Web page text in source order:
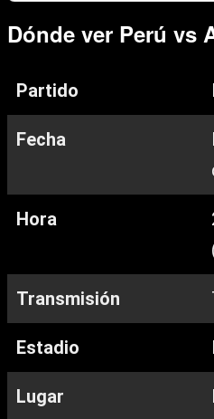
Dónde ver Perú vs
Partido
Fecha
Hora
Transmisión
Estadio
Lugar